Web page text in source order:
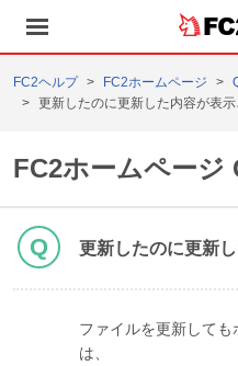
FC2ヘルプ FC2ホームページ
更新したのに更新した内容が表
FC2ホームページ
更新したのに更新
ファイルを更新して
は、